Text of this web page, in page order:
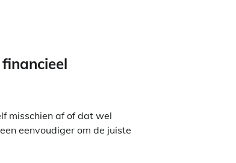
misschien af of dat wel
eenvoudiger om de juiste